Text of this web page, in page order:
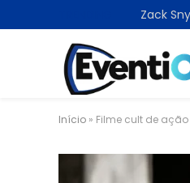
Início » Filme cult de